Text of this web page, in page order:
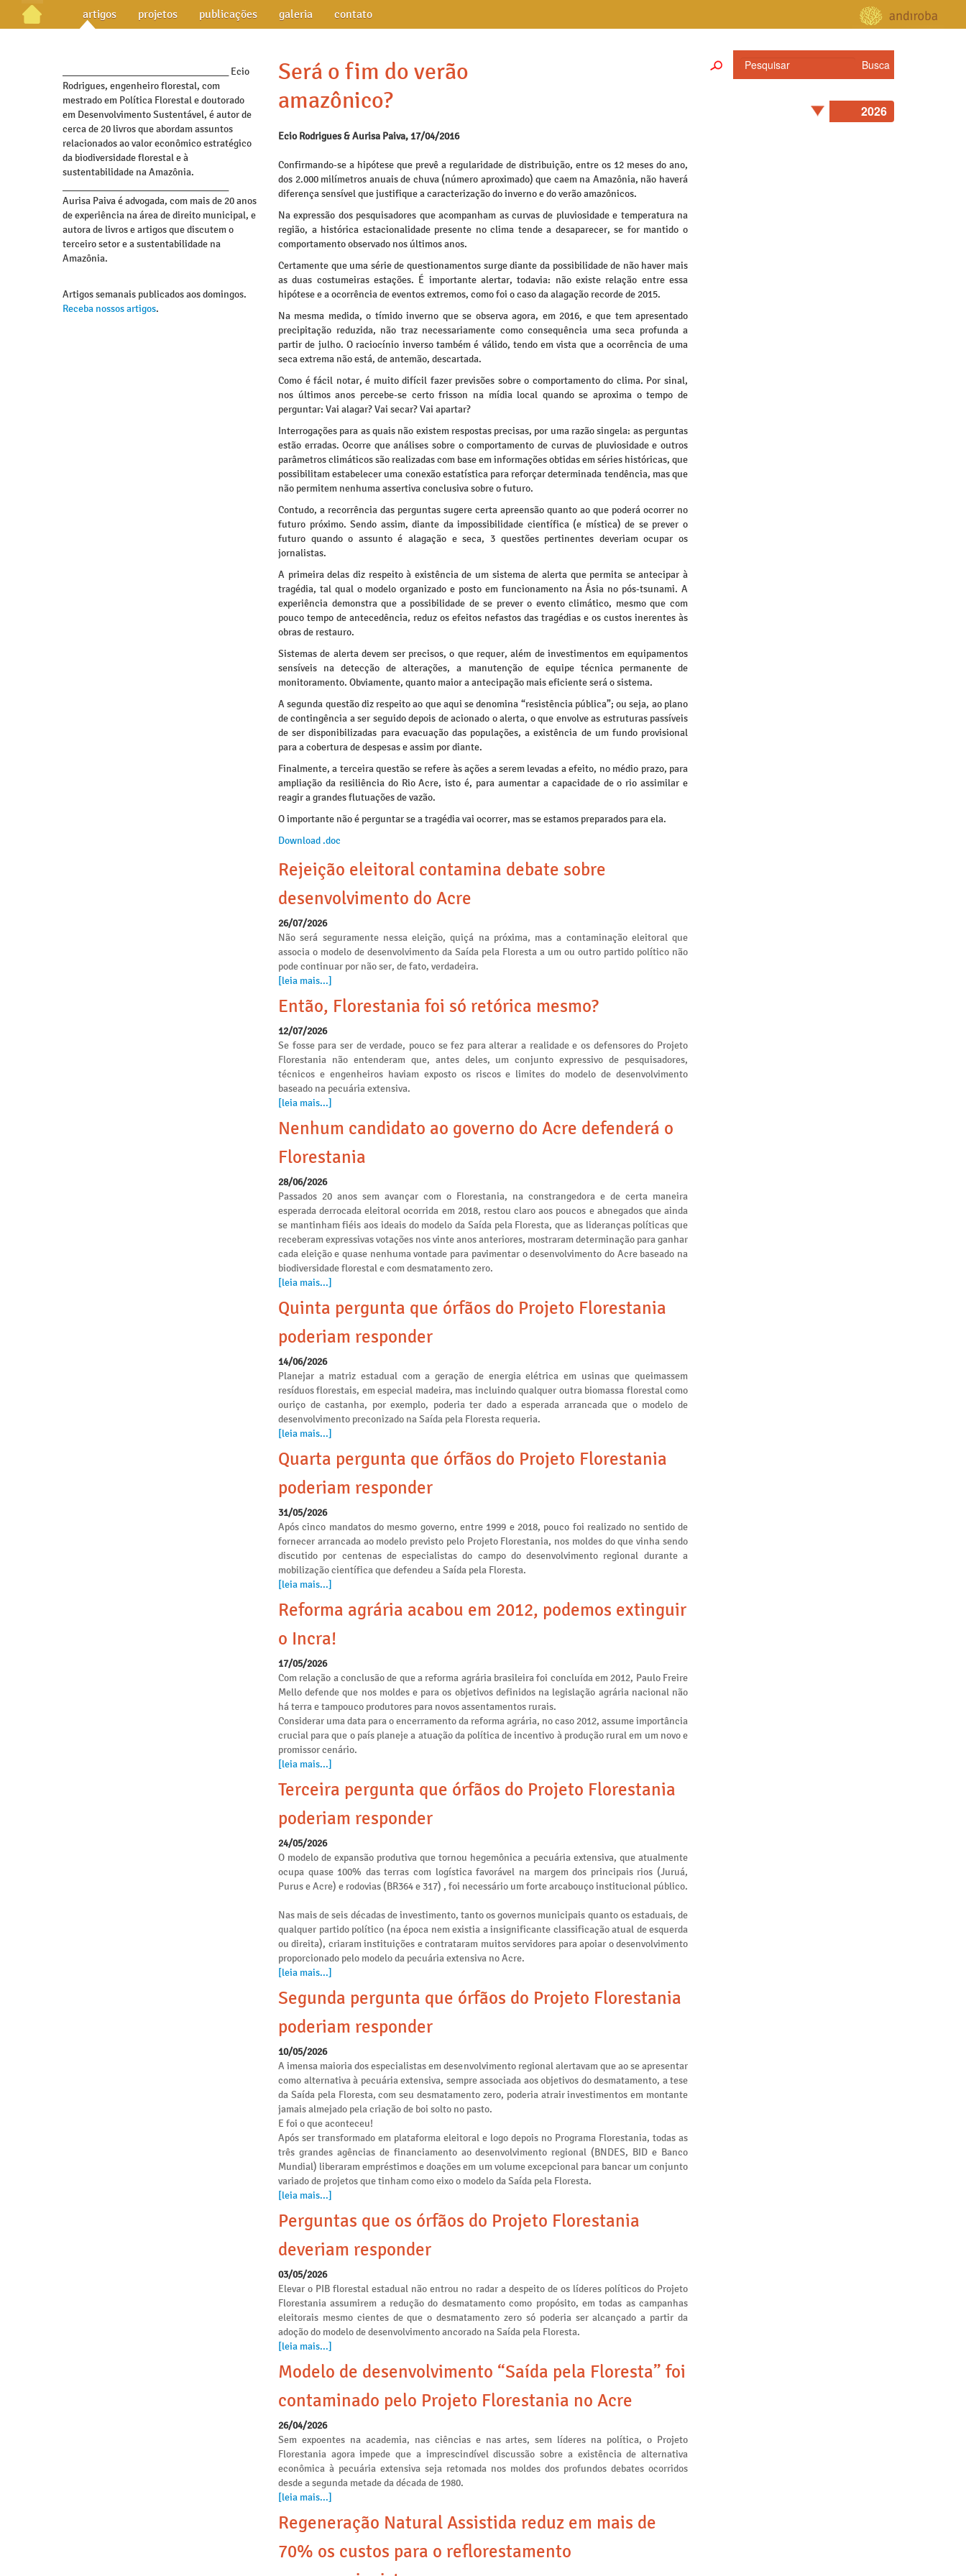
artigos projetos publicações galeria contato
_________________________________ Ecio
Rodrigues, engenheiro florestal, com
mestrado em Política Florestal e doutorado
em Desenvolvimento Sustentável, é autor de
cerca de 20 livros que abordam assuntos
relacionados ao valor econômico estratégico
da biodiversidade florestal e à
sustentabilidade na Amazônia.
Aurisa Paiva é advogada, com mais de 20 anos
de experiência na área de direito municipal, e
autora de livros e artigos que discutem o
terceiro setor e a sustentabilidade na
Amazônia.
Artigos semanais publicados aos domingos.
Receba nossos artigos.
Será o fim do verão
amazônico?
Ecio Rodrigues & Aurisa Paiva, 17/04/2016
Confirmando-se a hipótese que prevê a regularidade de distribuição, entre os 12 meses do ano,
dos 2.000 milímetros anuais de chuva (número aproximado) que caem na Amazônia, não haverá
diferença sensível que justifique a caracterização do inverno e do verão amazônicos.
Na expressão dos pesquisadores que acompanham as curvas de pluviosidade e temperatura na
região, a histórica estacionalidade presente no clima tende a desaparecer, se for mantido o
comportamento observado nos últimos anos.
Certamente que uma série de questionamentos surge diante da possibilidade de não haver mais
as duas costumeiras estações. É importante alertar, todavia: não existe relação entre essa
hipótese e a ocorrência de eventos extremos, como foi o caso da alagação recorde de 2015.
Na mesma medida, o tímido inverno que se observa agora, em 2016, e que tem apresentado
precipitação reduzida, não traz necessariamente como consequência uma seca profunda a
partir de julho. O raciocínio inverso também é válido, tendo em vista que a ocorrência de uma
seca extrema não está, de antemão, descartada.
Como é fácil notar, é muito difícil fazer previsões sobre o comportamento do clima. Por sinal,
nos últimos anos percebe-se certo frisson na mídia local quando se aproxima o tempo de
perguntar: Vai alagar? Vai secar? Vai apartar?
Interrogações para as quais não existem respostas precisas, por uma razão singela: as perguntas
estão erradas. Ocorre que análises sobre o comportamento de curvas de pluviosidade e outros
parâmetros climáticos são realizadas com base em informações obtidas em séries históricas, que
possibilitam estabelecer uma conexão estatística para reforçar determinada tendência, mas que
não permitem nenhuma assertiva conclusiva sobre o futuro.
Contudo, a recorrência das perguntas sugere certa apreensão quanto ao que poderá ocorrer no
futuro próximo. Sendo assim, diante da impossibilidade científica (e mística) de se prever o
futuro quando o assunto é alagação e seca, 3 questões pertinentes deveriam ocupar os
jornalistas.
A primeira delas diz respeito à existência de um sistema de alerta que permita se antecipar à
tragédia, tal qual o modelo organizado e posto em funcionamento na Ásia no pós-tsunami. A
experiência demonstra que a possibilidade de se prever o evento climático, mesmo que com
pouco tempo de antecedência, reduz os efeitos nefastos das tragédias e os custos inerentes às
obras de restauro.
Sistemas de alerta devem ser precisos, o que requer, além de investimentos em equipamentos
sensíveis na detecção de alterações, a manutenção de equipe técnica permanente de
monitoramento. Obviamente, quanto maior a antecipação mais eficiente será o sistema.
A segunda questão diz respeito ao que aqui se denomina “resistência pública”; ou seja, ao plano
de contingência a ser seguido depois de acionado o alerta, o que envolve as estruturas passíveis
de ser disponibilizadas para evacuação das populações, a existência de um fundo provisional
para a cobertura de despesas e assim por diante.
Finalmente, a terceira questão se refere às ações a serem levadas a efeito, no médio prazo, para
ampliação da resiliência do Rio Acre, isto é, para aumentar a capacidade de o rio assimilar e
reagir a grandes flutuações de vazão.
O importante não é perguntar se a tragédia vai ocorrer, mas se estamos preparados para ela.
Download .doc
Rejeição eleitoral contamina debate sobre
desenvolvimento do Acre
26/07/2026
Não será seguramente nessa eleição, quiçá na próxima, mas a contaminação eleitoral que
associa o modelo de desenvolvimento da Saída pela Floresta a um ou outro partido político não
pode continuar por não ser, de fato, verdadeira.
[leia mais...]
Então, Florestania foi só retórica mesmo?
12/07/2026
Se fosse para ser de verdade, pouco se fez para alterar a realidade e os defensores do Projeto
Florestania não entenderam que, antes deles, um conjunto expressivo de pesquisadores,
técnicos e engenheiros haviam exposto os riscos e limites do modelo de desenvolvimento
baseado na pecuária extensiva.
[leia mais...]
Nenhum candidato ao governo do Acre defenderá o
Florestania
28/06/2026
Passados 20 anos sem avançar com o Florestania, na constrangedora e de certa maneira
esperada derrocada eleitoral ocorrida em 2018, restou claro aos poucos e abnegados que ainda
se mantinham fiéis aos ideais do modelo da Saída pela Floresta, que as lideranças políticas que
receberam expressivas votações nos vinte anos anteriores, mostraram determinação para ganhar
cada eleição e quase nenhuma vontade para pavimentar o desenvolvimento do Acre baseado na
biodiversidade florestal e com desmatamento zero.
[leia mais...]
Quinta pergunta que órfãos do Projeto Florestania
poderiam responder
14/06/2026
Planejar a matriz estadual com a geração de energia elétrica em usinas que queimassem
resíduos florestais, em especial madeira, mas incluindo qualquer outra biomassa florestal como
ouriço de castanha, por exemplo, poderia ter dado a esperada arrancada que o modelo de
desenvolvimento preconizado na Saída pela Floresta requeria.
[leia mais...]
Quarta pergunta que órfãos do Projeto Florestania
poderiam responder
31/05/2026
Após cinco mandatos do mesmo governo, entre 1999 e 2018, pouco foi realizado no sentido de
fornecer arrancada ao modelo previsto pelo Projeto Florestania, nos moldes do que vinha sendo
discutido por centenas de especialistas do campo do desenvolvimento regional durante a
mobilização científica que defendeu a Saída pela Floresta.
[leia mais...]
Reforma agrária acabou em 2012, podemos extinguir
o Incra!
17/05/2026
Com relação a conclusão de que a reforma agrária brasileira foi concluída em 2012, Paulo Freire
Mello defende que nos moldes e para os objetivos definidos na legislação agrária nacional não
há terra e tampouco produtores para novos assentamentos rurais.
Considerar uma data para o encerramento da reforma agrária, no caso 2012, assume importância
crucial para que o país planeje a atuação da política de incentivo à produção rural em um novo e
promissor cenário.
[leia mais...]
Terceira pergunta que órfãos do Projeto Florestania
poderiam responder
24/05/2026
O modelo de expansão produtiva que tornou hegemônica a pecuária extensiva, que atualmente
ocupa quase 100% das terras com logística favorável na margem dos principais rios (Juruá,
Purus e Acre) e rodovias (BR364 e 317) , foi necessário um forte arcabouço institucional público.
Nas mais de seis décadas de investimento, tanto os governos municipais quanto os estaduais, de
qualquer partido político (na época nem existia a insignificante classificação atual de esquerda
ou direita), criaram instituições e contrataram muitos servidores para apoiar o desenvolvimento
proporcionado pelo modelo da pecuária extensiva no Acre.
[leia mais...]
Segunda pergunta que órfãos do Projeto Florestania
poderiam responder
10/05/2026
A imensa maioria dos especialistas em desenvolvimento regional alertavam que ao se apresentar
como alternativa à pecuária extensiva, sempre associada aos objetivos do desmatamento, a tese
da Saída pela Floresta, com seu desmatamento zero, poderia atrair investimentos em montante
jamais almejado pela criação de boi solto no pasto.
E foi o que aconteceu!
Após ser transformado em plataforma eleitoral e logo depois no Programa Florestania, todas as
três grandes agências de financiamento ao desenvolvimento regional (BNDES, BID e Banco
Mundial) liberaram empréstimos e doações em um volume excepcional para bancar um conjunto
variado de projetos que tinham como eixo o modelo da Saída pela Floresta.
[leia mais...]
Perguntas que os órfãos do Projeto Florestania
deveriam responder
03/05/2026
Elevar o PIB florestal estadual não entrou no radar a despeito de os líderes políticos do Projeto
Florestania assumirem a redução do desmatamento como propósito, em todas as campanhas
eleitorais mesmo cientes de que o desmatamento zero só poderia ser alcançado a partir da
adoção do modelo de desenvolvimento ancorado na Saída pela Floresta.
[leia mais...]
Modelo de desenvolvimento “Saída pela Floresta” foi
contaminado pelo Projeto Florestania no Acre
26/04/2026
Sem expoentes na academia, nas ciências e nas artes, sem líderes na política, o Projeto
Florestania agora impede que a imprescindível discussão sobre a existência de alternativa
econômica à pecuária extensiva seja retomada nos moldes dos profundos debates ocorridos
desde a segunda metade da década de 1980.
[leia mais...]
Regeneração Natural Assistida reduz em mais de
70% os custos para o reflorestamento